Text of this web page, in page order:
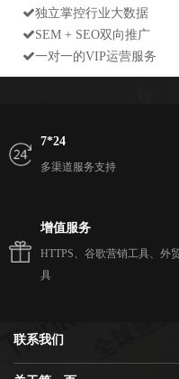
独立掌控行业大数据
SEM + SEO双向推广
一对一的VIP运营服务
7*24
多渠道服务支持
增值服务
HTTPS、谷歌营销工具、外
具
联系我们